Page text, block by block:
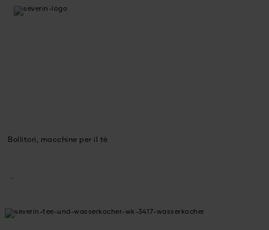
Bollitori, macchine per il tè